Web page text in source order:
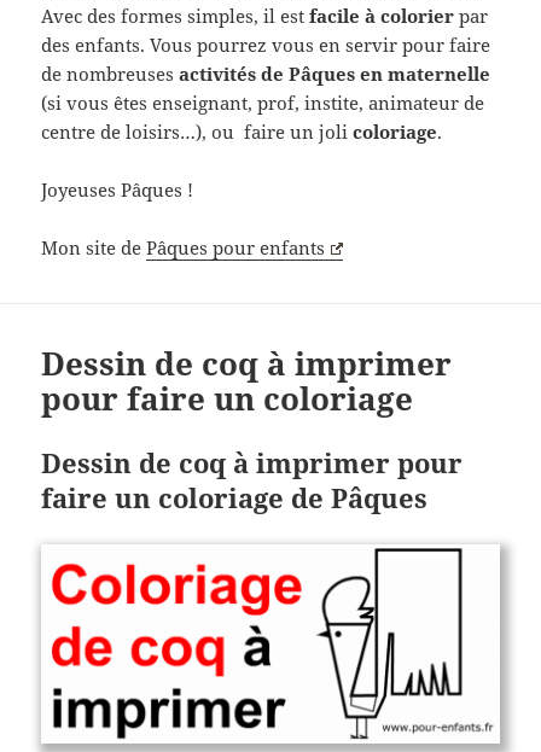
Avec des formes simples, il estfacile à colorier par
des enfants. Vous pourrez vous en servir pour faire
de nombreusesactivités de Pâques en maternelle
(si vous êtes enseignant, prof, instite, animateur de
centre de loisirs…), ou faire un jolicoloriage.
Joyeuses Pâques !
Mon site dePâques pour enfants
Dessin de coq à imprimer
pour faire un coloriage
Dessin de coq à imprimer pour
faire un coloriage de Pâques